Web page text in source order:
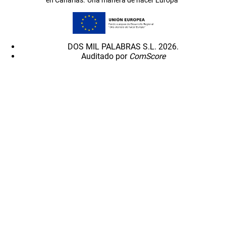
DOS MIL PALABRAS S.L. 2026.
Auditado por ComScore